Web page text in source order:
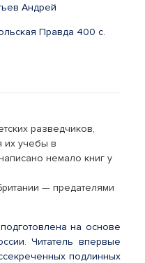
Андрей
Правда 400 с.
разведчиков,
их учебы в
немало книг у
— предателями
на основе
Читатель впервые
подлинных